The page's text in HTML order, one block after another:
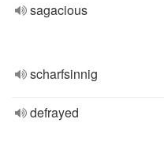
sagacious
scharfsinnig
defrayed